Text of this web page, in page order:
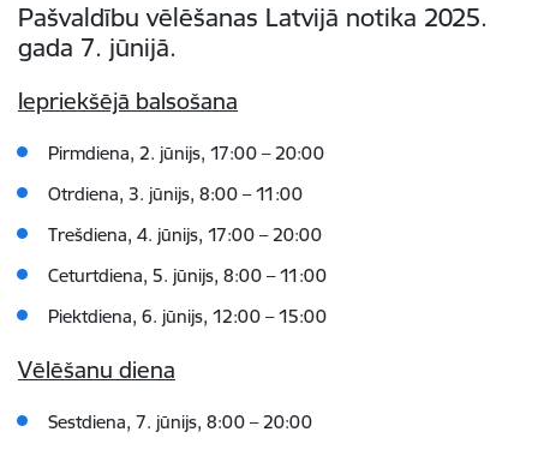
Pašvaldību vēlēšanas Latvijā notika 2025.
gada 7. jūnijā.
Iepriekšējā balsošana
Pirmdiena, 2. jūnijs, 17:00 – 20:00
Otrdiena, 3. jūnijs, 8:00 – 11:00
Trešdiena, 4. jūnijs, 17:00 – 20:00
Ceturtdiena, 5. jūnijs, 8:00 – 11:00
Piektdiena, 6. jūnijs, 12:00 – 15:00
Vēlēšanu diena
Sestdiena, 7. jūnijs, 8:00 – 20:00